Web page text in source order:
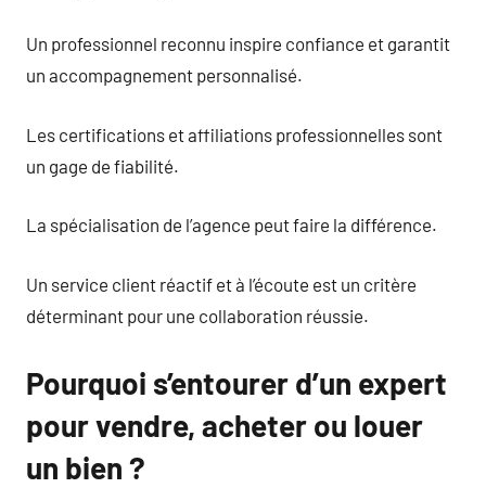
Un professionnel reconnu inspire confiance et garantit
un accompagnement personnalisé.
Les certifications et affiliations professionnelles sont
un gage de fiabilité.
La spécialisation de l’agence peut faire la différence.
Un service client réactif et à l’écoute est un critère
déterminant pour une collaboration réussie.
Pourquoi s’entourer d’un expert
pour vendre, acheter ou louer
un bien ?